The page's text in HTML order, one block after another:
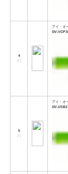
4
[↑]
アイ・オ
GV-
5
[↑]
アイ・オ
GV-USB2